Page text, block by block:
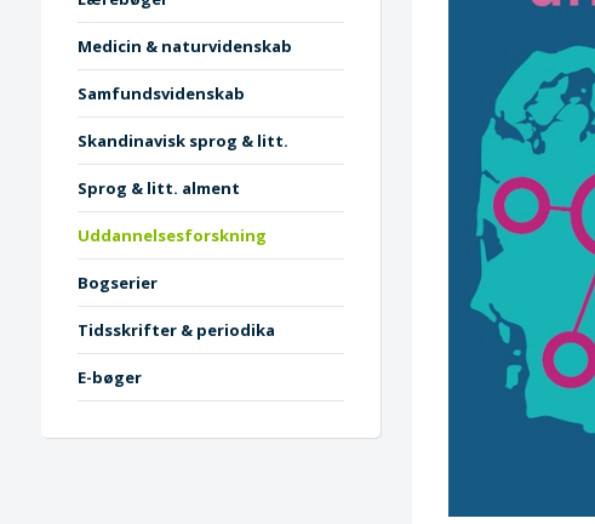
Medicin & naturvidenskab
Samfundsvidenskab
Skandinavisk sprog & litt.
Sprog & litt. alment
Uddannelsesforskning
Bogserier
Tidsskrifter & periodika
E-bøger